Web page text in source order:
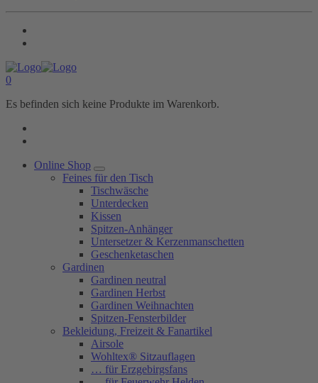
0
Es befinden sich keine Produkte im Warenkorb.
Online Shop
Feines für den Tisch
Tischwäsche
Unterdecken
Kissen
Spitzen-Anhänger
Untersetzer & Kerzenmanschetten
Geschenketaschen
Gardinen
Gardinen neutral
Gardinen Herbst
Gardinen Weihnachten
Spitzen-Fensterbilder
Bekleidung, Freizeit & Fanartikel
Airsole
Wohltex® Sitzauflagen
… für Erzgebirgsfans